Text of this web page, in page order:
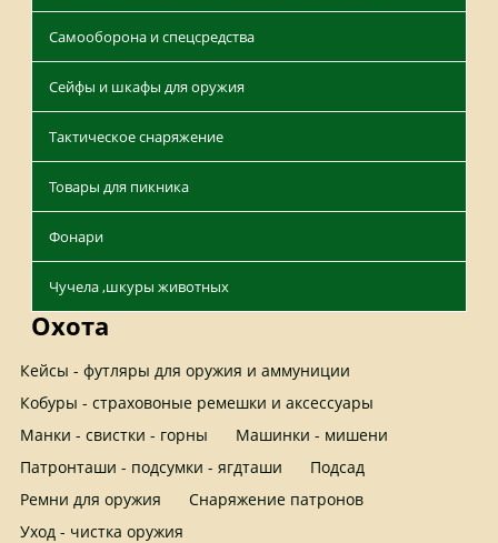
Самооборона и спецсредства
Сейфы и шкафы для оружия
Тактическое снаряжение
Товары для пикника
Фонари
Чучела ,шкуры животных
Охота
Кейсы - футляры для оружия и аммуниции
Кобуры - страховоные ремешки и аксессуары
Манки - свистки - горны
Машинки - мишени
Патронташи - подсумки - ягдташи
Подсад
Ремни для оружия
Снаряжение патронов
Уход - чистка оружия